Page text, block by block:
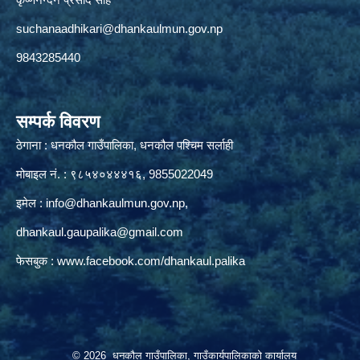
suchanaadhikari@dhankaulmun.gov.np
9843285440
सम्पर्क विवरण
ठेगाना : धनकौल गाउँपालिका, धनकौल पश्चिम सर्लाही
मोबाइल नं. : ९८५४०४४४१६, 9855022049
इमेल : info@dhankaulmun.gov.np,
dhankaul.gaupalika@gmail.com
फेसबुक : www.facebook.com/dhankaul.palika
© 2026 धनकौल गाउँपालिका, गाउँकार्यपालिकाको कार्यालय